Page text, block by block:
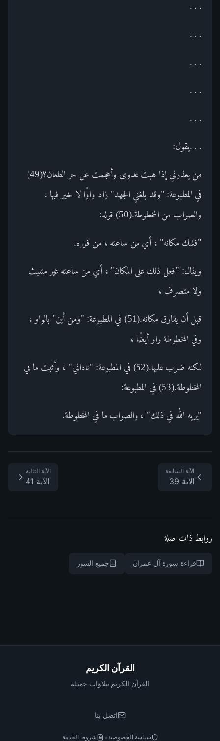
. . .
. . .
. . .
. . .
. . .
. . .يقول:
من يعذرني إذا هبت عدوى وأحجمت عن حر الطعان؟(49)
في المطبوعة: "وقد بلغني الجهد" زاد واوًا لا خير فيها ،
والصواب من المخطوطة.(50) قوله:
"فشك مكانه" ، أي من ساعته ، من فوره.
ويقال: "فعل ذلك على المكان" ، أي من ساعته غير متلبث
ولا متصرف ،
قبل أن يفارق مكانه.(51) في المطبوعة: "ومن أين" بالواو ،
وفي المخطوطة واو أيضًا ،
لكنه ضرب عليها.(52) في المطبوعة: "ناداني" ، وأثبت ما في
المخطوطة.(53) في المطبوعة:
"يريه الله في ذلك" ، والصواب ما في المخطوطة.
الآية السابقة
الآية 39
الآية التالية
الآية 41
روابط ذات صلة
قراءة سورة آل عمران جميع السور
القرآن الكريم
القرآن الكريم بتلاوات جميلة
اتصل بنا
سياسة الخصوصية • شروط الخدمة